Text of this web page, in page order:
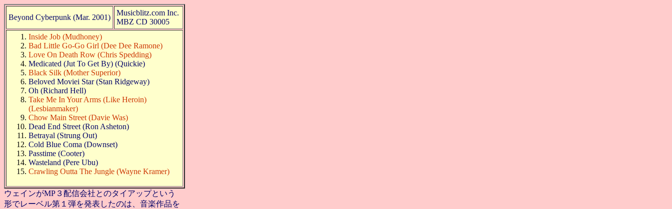
Beyond Cyberpunk (Mar. 2001)
Musicblitz.com Inc.
MBZ CD 30005
Inside Job (Mudhoney)
Bad Little Go-Go Girl (Dee Dee Ramone)
Love On Death Row (Chris Spedding)
Medicated (Jut To Get By) (Quickie)
Black Silk (Mother Superior)
Beloved Moviei Star (Stan Ridgeway)
Oh (Richard Hell)
Take Me In Your Arms (Like Heroin)
(Lesbianmaker)
Chow Main Street (Davie Was)
Dead End Street (Ron Asheton)
Betrayal (Strung Out)
Cold Blue Coma (Downset)
Passtime (Cooter)
Wasteland (Pere Ubu)
Crawling Outta The Jungle (Wayne Kramer)
ウェインがMP３配信会社とのタイアップという
形でレーベル第１弾を発表したのは、音楽作品を